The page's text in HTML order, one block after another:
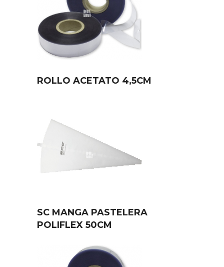
ROLLO ACETATO 4,5CM
SC MANGA PASTELERA
POLIFLEX 50CM